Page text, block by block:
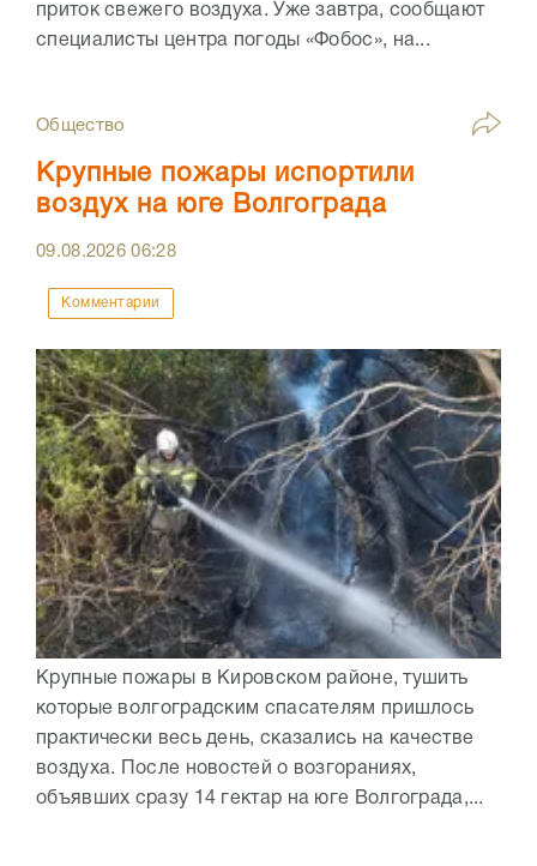
приток свежего воздуха. Уже завтра, сообщают
специалисты центра погоды «Фобос», на...
Общество
Крупные пожары испортили
воздух на юге Волгограда
09.08.202606:28
Комментарии
Крупные пожары в Кировском районе, тушить
которые волгоградским спасателям пришлось
практически весь день, сказались на качестве
воздуха. После новостей о возгораниях,
объявших сразу 14 гектар на юге Волгограда,...